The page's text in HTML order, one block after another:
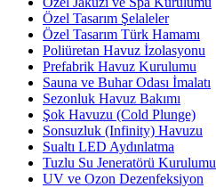
Özel Tasarım Şelaleler
Özel Tasarım Türk Hamamı
Poliüretan Havuz İzolasyonu
Prefabrik Havuz Kurulumu
Sauna ve Buhar Odası İmalatı
Sezonluk Havuz Bakımı
Şok Havuzu (Cold Plunge)
Sonsuzluk (Infinity) Havuzu
Sualtı LED Aydınlatma
Tuzlu Su Jeneratörü Kurulumu
UV ve Ozon Dezenfeksiyon